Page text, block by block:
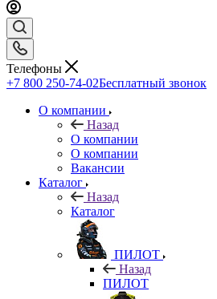
Телефоны
+7 800 250-74-02Бесплатный звонок
О компании
Назад
О компании
О компании
Вакансии
Каталог
Назад
Каталог
ПИЛОТ
Назад
ПИЛОТ